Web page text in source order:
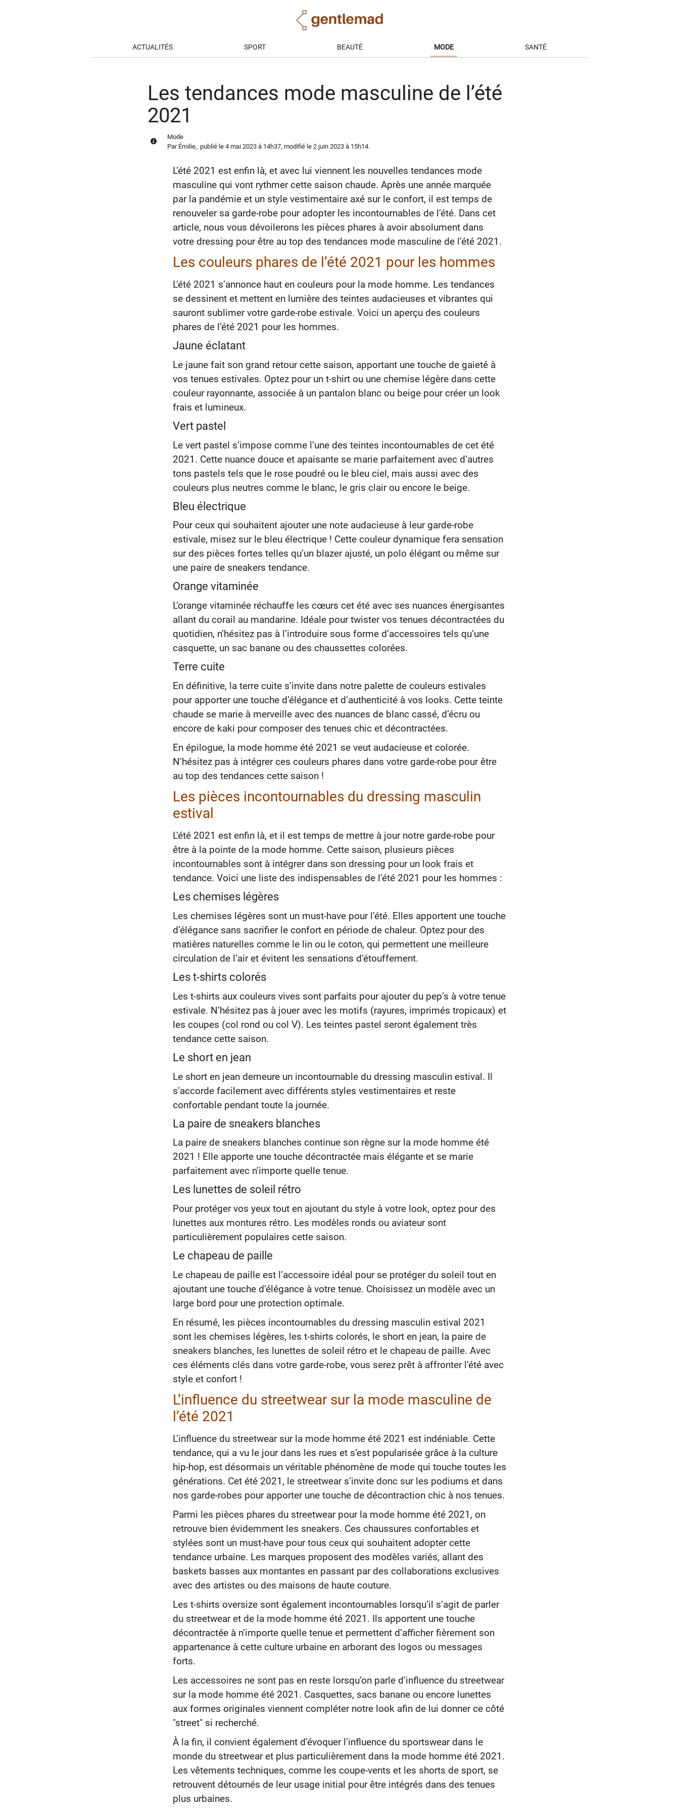
ACTUALITÉS SPORT BEAUTÉ MODE SANTÉ
Les tendances mode masculine de l’été
2021
Mode
Par Émilie, publié le 4 mai 2023 à 14h37, modifié le 2 juin 2023 à 15h14.
L’été 2021 est enfin là, et avec lui viennent les nouvelles tendances mode
masculine qui vont rythmer cette saison chaude. Après une année marquée
par la pandémie et un style vestimentaire axé sur le confort, il est temps de
renouveler sa garde-robe pour adopter les incontournables de l’été. Dans cet
article, nous vous dévoilerons les pièces phares à avoir absolument dans
votre dressing pour être au top des tendances mode masculine de l’été 2021.
Les couleurs phares de l’été 2021 pour les hommes
L’été 2021 s’annonce haut en couleurs pour la mode homme. Les tendances
se dessinent et mettent en lumière des teintes audacieuses et vibrantes qui
sauront sublimer votre garde-robe estivale. Voici un aperçu des couleurs
phares de l’été 2021 pour les hommes.
Jaune éclatant
Le jaune fait son grand retour cette saison, apportant une touche de gaieté à
vos tenues estivales. Optez pour un t-shirt ou une chemise légère dans cette
couleur rayonnante, associée à un pantalon blanc ou beige pour créer un look
frais et lumineux.
Vert pastel
Le vert pastel s’impose comme l’une des teintes incontournables de cet été
2021. Cette nuance douce et apaisante se marie parfaitement avec d’autres
tons pastels tels que le rose poudré ou le bleu ciel, mais aussi avec des
couleurs plus neutres comme le blanc, le gris clair ou encore le beige.
Bleu électrique
Pour ceux qui souhaitent ajouter une note audacieuse à leur garde-robe
estivale, misez sur le bleu électrique ! Cette couleur dynamique fera sensation
sur des pièces fortes telles qu’un blazer ajusté, un polo élégant ou même sur
une paire de sneakers tendance.
Orange vitaminée
L’orange vitaminée réchauffe les cœurs cet été avec ses nuances énergisantes
allant du corail au mandarine. Idéale pour twister vos tenues décontractées du
quotidien, n’hésitez pas à l’introduire sous forme d’accessoires tels qu’une
casquette, un sac banane ou des chaussettes colorées.
Terre cuite
En définitive, la terre cuite s’invite dans notre palette de couleurs estivales
pour apporter une touche d’élégance et d’authenticité à vos looks. Cette teinte
chaude se marie à merveille avec des nuances de blanc cassé, d’écru ou
encore de kaki pour composer des tenues chic et décontractées.
En épilogue, la mode homme été 2021 se veut audacieuse et colorée.
N’hésitez pas à intégrer ces couleurs phares dans votre garde-robe pour être
au top des tendances cette saison !
Les pièces incontournables du dressing masculin
estival
L’été 2021 est enfin là, et il est temps de mettre à jour notre garde-robe pour
être à la pointe de la mode homme. Cette saison, plusieurs pièces
incontournables sont à intégrer dans son dressing pour un look frais et
tendance. Voici une liste des indispensables de l’été 2021 pour les hommes :
Les chemises légères
Les chemises légères sont un must-have pour l’été. Elles apportent une touche
d’élégance sans sacrifier le confort en période de chaleur. Optez pour des
matières naturelles comme le lin ou le coton, qui permettent une meilleure
circulation de l’air et évitent les sensations d’étouffement.
Les t-shirts colorés
Les t-shirts aux couleurs vives sont parfaits pour ajouter du pep’s à votre tenue
estivale. N’hésitez pas à jouer avec les motifs (rayures, imprimés tropicaux) et
les coupes (col rond ou col V). Les teintes pastel seront également très
tendance cette saison.
Le short en jean
Le short en jean demeure un incontournable du dressing masculin estival. Il
s’accorde facilement avec différents styles vestimentaires et reste
confortable pendant toute la journée.
La paire de sneakers blanches
La paire de sneakers blanches continue son règne sur la mode homme été
2021 ! Elle apporte une touche décontractée mais élégante et se marie
parfaitement avec n’importe quelle tenue.
Les lunettes de soleil rétro
Pour protéger vos yeux tout en ajoutant du style à votre look, optez pour des
lunettes aux montures rétro. Les modèles ronds ou aviateur sont
particulièrement populaires cette saison.
Le chapeau de paille
Le chapeau de paille est l’accessoire idéal pour se protéger du soleil tout en
ajoutant une touche d’élégance à votre tenue. Choisissez un modèle avec un
large bord pour une protection optimale.
En résumé, les pièces incontournables du dressing masculin estival 2021
sont les chemises légères, les t-shirts colorés, le short en jean, la paire de
sneakers blanches, les lunettes de soleil rétro et le chapeau de paille. Avec
ces éléments clés dans votre garde-robe, vous serez prêt à affronter l’été avec
style et confort !
L’influence du streetwear sur la mode masculine de
l’été 2021
L’influence du streetwear sur la mode homme été 2021 est indéniable. Cette
tendance, qui a vu le jour dans les rues et s’est popularisée grâce à la culture
hip-hop, est désormais un véritable phénomène de mode qui touche toutes les
générations. Cet été 2021, le streetwear s’invite donc sur les podiums et dans
nos garde-robes pour apporter une touche de décontraction chic à nos tenues.
Parmi les pièces phares du streetwear pour la mode homme été 2021, on
retrouve bien évidemment les sneakers. Ces chaussures confortables et
stylées sont un must-have pour tous ceux qui souhaitent adopter cette
tendance urbaine. Les marques proposent des modèles variés, allant des
baskets basses aux montantes en passant par des collaborations exclusives
avec des artistes ou des maisons de haute couture.
Les t-shirts oversize sont également incontournables lorsqu’il s’agit de parler
du streetwear et de la mode homme été 2021. Ils apportent une touche
décontractée à n’importe quelle tenue et permettent d’afficher fièrement son
appartenance à cette culture urbaine en arborant des logos ou messages
forts.
Les accessoires ne sont pas en reste lorsqu’on parle d’influence du streetwear
sur la mode homme été 2021. Casquettes, sacs banane ou encore lunettes
aux formes originales viennent compléter notre look afin de lui donner ce côté
"street" si recherché.
À la fin, il convient également d’évoquer l’influence du sportswear dans le
monde du streetwear et plus particulièrement dans la mode homme été 2021.
Les vêtements techniques, comme les coupe-vents et les shorts de sport, se
retrouvent détournés de leur usage initial pour être intégrés dans des tenues
plus urbaines.